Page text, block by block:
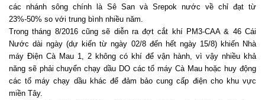
các nhánh sông chính là Sê San và Srepok nước về chỉ đạt từ
23%-50% so với trung bình nhiều năm.
Trong tháng 8/2016 cũng sẽ diễn ra đợt cắt khí PM3-CAA & 46 Cái
Nước dài ngày (dự kiến từ ngày 02/8 đến hết ngày 15/8) khiến Nhà
máy Điện Cà Mau 1, 2 không có khí để vận hành, vì vậy nhiều khả
năng sẽ phải chuyển chạy dầu DO các tổ máy Cà Mau hoặc huy động
các tổ máy chạy dầu khác để đảm bảo cung cấp điện cho khu vực
miền Tây.